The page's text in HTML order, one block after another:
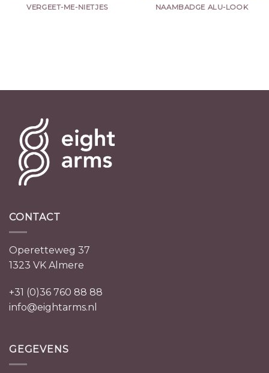
VERGEET-ME-NIETJES NAAMBADGE ALU-LOOK
CONTACT
Operetteweg 37
1323 VK Almere
+31 (0)36 760 88 88
info@eightarms.nl
GEGEVENS